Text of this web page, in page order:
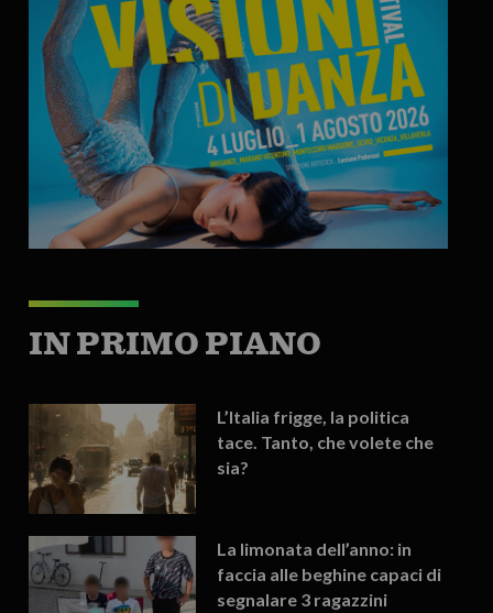
IN PRIMO PIANO
L’Italia frigge, la politica
tace. Tanto, che volete che
sia?
La limonata dell’anno: in
faccia alle beghine capaci di
segnalare 3 ragazzini